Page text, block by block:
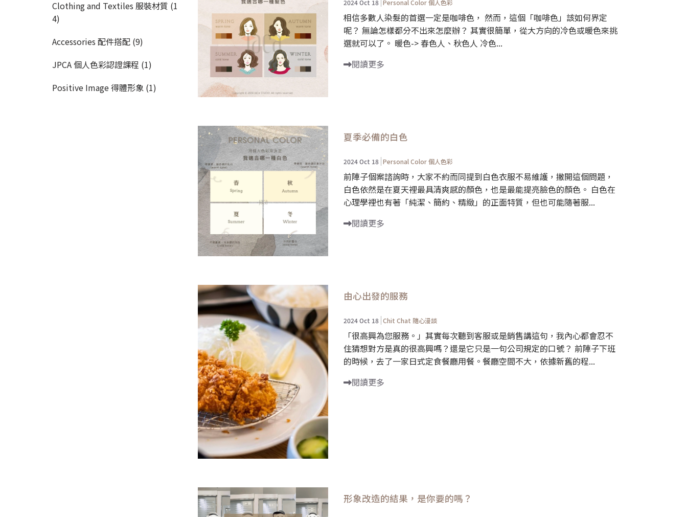
Clothing and Textiles 服裝材質 (1
4)
Accessories 配件搭配 (9)
JPCA 個人色彩認證課程 (1)
Positive Image 得體形象 (1)
2024 Oct 18 Personal Color 個人色彩
相信多數人染髮的首選一定是咖啡色， 然而，這個「咖啡色」該如何界定
呢？ 無論怎樣都分不出來怎麼辦？ 其實很簡單，從大方向的冷色或暖色來挑
選就可以了。 暖色-> 春色人、秋色人 冷色...
閱讀更多
夏季必備的白色
2024 Oct 18 Personal Color 個人色彩
前陣子個案諮詢時，大家不約而同提到白色衣服不易維護，撇開這個問題，
白色依然是在夏天裡最具清爽感的顏色，也是最能提亮臉色的顏色。 白色在
心理學裡也有著「純潔、簡約、精緻」的正面特質，但也可能隨著服...
閱讀更多
由心出發的服務
2024 Oct 18 Chit Chat 隨心漫談
「很高興為您服務。」其實每次聽到客服或是銷售講這句，我內心都會忍不
住猜想對方是真的很高興嗎？還是它只是一句公司規定的口號？ 前陣子下班
的時候，去了一家日式定食餐廳用餐。餐廳空間不大，依據新舊的程...
閱讀更多
形象改造的結果，是你要的嗎？